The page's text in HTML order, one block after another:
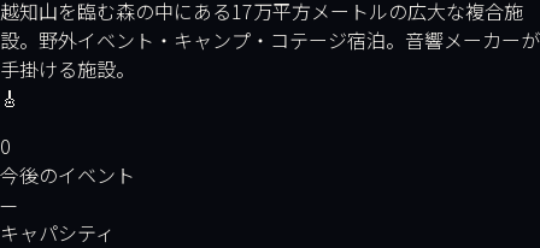
エリア
イベンターの皆様へ
越知山を臨む森の中にある17万平方メートルの広大な複合施
設。野外イベント・キャンプ・コテージ宿泊。音響メーカーが
手掛ける施設。
🎸
0
今後のイベント
—
キャパシティ